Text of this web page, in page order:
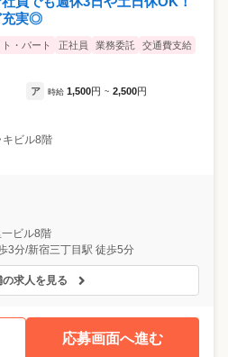
充実◎
・パート 正社員 業務委託
交通費支給
ア 時給 1,500円 ~ 2,500円
ビル8階
ビル8階
3分/新宿三丁目駅 徒歩5分
の求人を見る
応募画面へ進む